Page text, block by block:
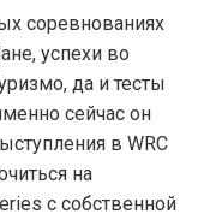
соревнованиях
успехи во
да и тесты
сейчас он
в WRC
на
с собственной